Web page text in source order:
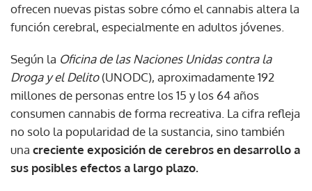
ofrecen nuevas pistas sobre cómo el cannabis altera la
función cerebral, especialmente en adultos jóvenes.
Según la Oficina de las Naciones Unidas contra la
Droga y el Delito(UNODC), aproximadamente 192
millones de personas entre los 15 y los 64 años
consumen cannabis de forma recreativa. La cifra refleja
no solo la popularidad de la sustancia, sino también
una creciente exposición de cerebros en desarrollo a
sus posibles efectos a largo plazo.